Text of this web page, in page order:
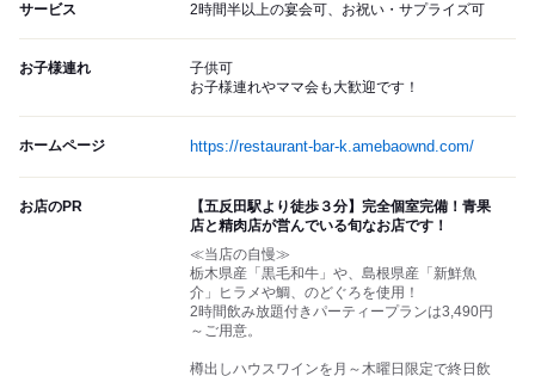
サービス 2時間半以上の宴会可、お祝い・サプライズ可
お子様連れ
子供可
お子様連れやママ会も大歓迎です！
ホームページ https://restaurant-bar-k.amebaownd.com/
お店のPR
【五反田駅より徒歩３分】完全個室完備！青果
店と精肉店が営んでいる旬なお店です！
≪当店の自慢≫
栃木県産「黒毛和牛」や、島根県産「新鮮魚
介」ヒラメや鯛、のどぐろを使用！
2時間飲み放題付きパーティープランは3,490円
～ご用意。
樽出しハウスワインを月～木曜日限定で終日飲